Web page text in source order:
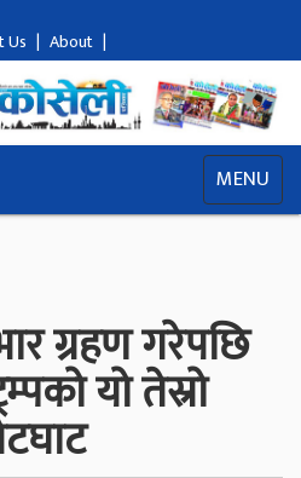
Us | About |
MENU
ग्रहण गरेपछि
यो तेस्रो